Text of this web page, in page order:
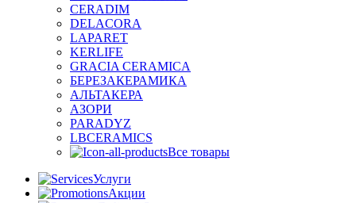
CERADIM
DELACORA
LAPARET
KERLIFE
GRACIA CERAMICA
БЕРЕЗАКЕРАМИКА
АЛЬТАКЕРА
АЗОРИ
PARADYZ
LBCERAMICS
Все товары
Услуги
Акции